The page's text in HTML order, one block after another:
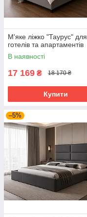
М'яке ліжко "Таурус" для
готелів та апартаментів
В наявності
17 169 ₴ 18 170 ₴
Купити
–5%